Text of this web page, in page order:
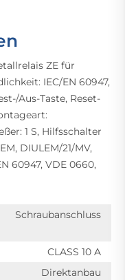
ZE für
IEC/EN 60947,
Aus-Taste, Reset-
1 S, Hilfsschalter
DIULEM/21/MV,
60947, VDE 0660,
Schraubanschluss
CLASS 10 A
Direktanbau